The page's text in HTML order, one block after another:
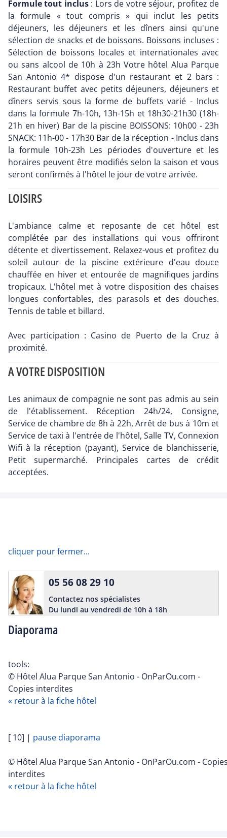
Formule tout inclus: Lors de votre séjour, profitez de
la formule « tout compris » qui inclut les petits
déjeuners, les déjeuners et les dîners ainsi qu'une
sélection de snacks et de boissons. Boissons incluses :
Sélection de boissons locales et internationales avec
ou sans alcool de 10h à 23h Votre hôtel Alua Parque
San Antonio 4* dispose d'un restaurant et 2 bars :
Restaurant buffet avec petits déjeuners, déjeuners et
dîners servis sous la forme de buffets varié - Inclus
dans la formule 7h-10h, 13h-15h et 18h30-21h30 (18h-
21h en hiver) Bar de la piscine BOISSONS: 10h00 - 23h
SNACK: 11h-00 - 17h30 Bar de la réception - Inclus dans
la formule 10h-23h Les périodes d'ouverture et les
horaires peuvent être modifiés selon la saison et vous
seront confirmés à l'hôtel le jour de votre arrivée.
LOISIRS
L'ambiance calme et reposante de cet hôtel est
complétée par des installations qui vous offriront
détente et divertissement. Relaxez-vous et profitez du
soleil autour de la piscine extérieure d'eau douce
chauffée en hiver et entourée de magnifiques jardins
tropicaux. L'hôtel met à votre disposition des chaises
longues confortables, des parasols et des douches.
Tennis de table et billard.
Avec participation : Casino de Puerto de la Cruz à
proximité.
A VOTRE DISPOSITION
Les animaux de compagnie ne sont pas admis au sein
de l'établissement. Réception 24h/24, Consigne,
Service de chambre de 8h à 22h, Arrêt de bus à 10m et
Service de taxi à l'entrée de l'hôtel, Salle TV, Connexion
Wifi à la réception (payant), Service de blanchisserie,
Petit supermarché. Principales cartes de crédit
acceptées.
cliquer pour fermer...
Diaporama
05 56 08 29 10
Contactez nos spécialistes
Du lundi au vendredi de 10h à 18h
tools:
© Hôtel Alua Parque San Antonio - OnParOu.com -
Copies interdites
« retour à la fiche hôtel
[ 10] | pause diaporama
© Hôtel Alua Parque San Antonio - OnParOu.com -
interdites
« retour à la fiche hôtel